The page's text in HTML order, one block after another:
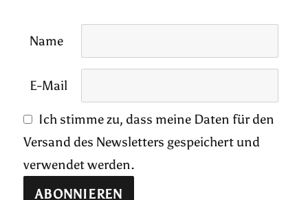
Name
E-Mail
Ich stimme zu, dass meine Daten für den
Versand des Newsletters gespeichert und
verwendet werden.